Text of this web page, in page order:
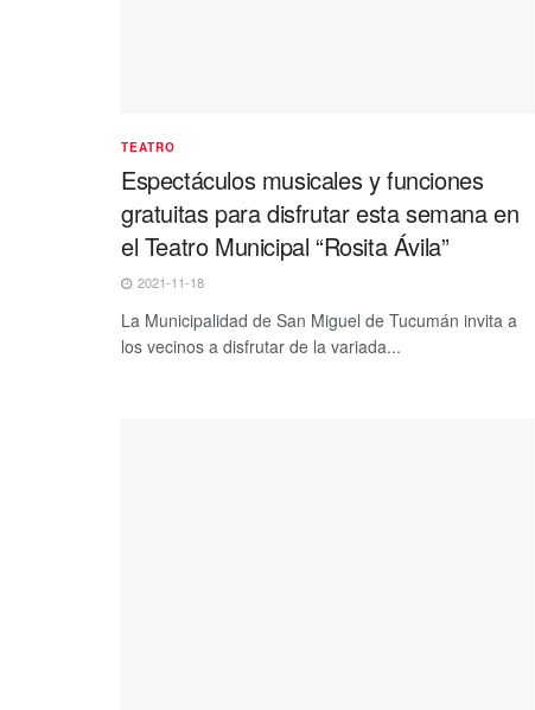
TEATRO
Espectáculos musicales y funciones
gratuitas para disfrutar esta semana en
el Teatro Municipal “Rosita Ávila”
2021-11-18
La Municipalidad de San Miguel de Tucumán invita a
los vecinos a disfrutar de la variada...